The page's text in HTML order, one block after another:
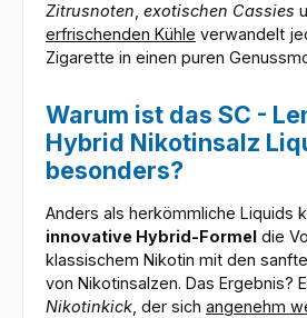
Zitrusnoten, exotischen Cassies
erfrischenden Kühle verwandelt
Zigarette in einen puren
Warum ist das SC -
Hybrid Nikotinsalz
besonders?
Anders als herkömmliche Liquids
innovative Hybrid-Formel die
klassischem Nikotin mit den
von Nikotinsalzen. Das Ergebnis?
Nikotinkick , der sich angenehm